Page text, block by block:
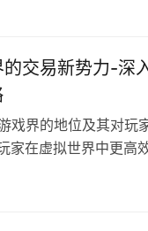
交易新势力-深
戏界的地位及其对玩
在虚拟世界中更高